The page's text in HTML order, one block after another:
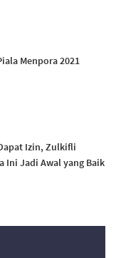
Menpora 2021
Izin, Zulkifli
Ini Jadi Awal yang Baik